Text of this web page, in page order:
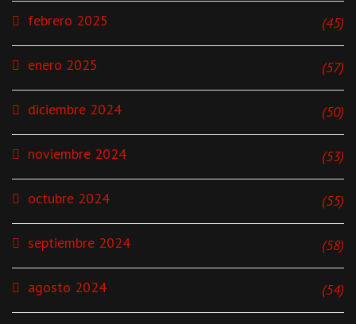
febrero 2025 (45)
enero 2025 (57)
diciembre 2024 (50)
noviembre 2024 (53)
octubre 2024 (55)
septiembre 2024 (58)
agosto 2024 (54)